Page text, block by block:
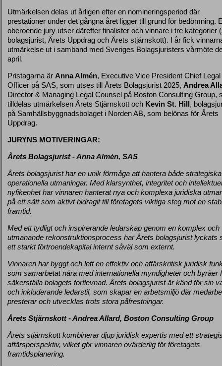
Utmärkelsen delas ut årligen efter en nomineringsperiod där
prestationer under det gångna året ligger till grund för bedömning.
oberoende jury utser därefter finalister och vinnare i tre kategorier
bolagsjurist, Årets Uppdrag och Årets stjärnskott). I år fick
utmärkelse ut i samband med Sveriges Bolagsjuristers vårmöte
april.
Pristagarna är Anna Almén, Executive Vice President Chief Legal
Officer på SAS, som utses till Årets Bolagsjurist 2025, Andrea
Director & Managing Legal Counsel på Boston Consulting Group,
tilldelas utmärkelsen Årets Stjärnskott och Kevin St. Hill,
på Samhällsbyggnadsbolaget i Norden AB, som belönas för Årets
Uppdrag.
JURYNS MOTIVERINGAR:
Årets Bolagsjurist - Anna Almén, SAS
Årets bolagsjurist har en unik förmåga att hantera både
operationella utmaningar. Med klarsynthet, integritet och
nyfikenhet har vinnaren hanterat nya och komplexa juridiska
på ett sätt som aktivt bidragit till företagets viktiga steg mot en
framtid.
Med ett tydligt och inspirerande ledarskap genom en komplex och
utmanande rekonstruktionsprocess har Årets bolagsjurist lyckats
ett starkt förtroendekapital internt såväl som externt.
Vinnaren har byggt och lett en effektiv och affärskritisk juridisk
som samarbetat nära med internationella myndigheter och byråer
säkerställa bolagets fortlevnad. Årets bolagsjurist är känd för sin
och inkluderande ledarstil, som skapar en arbetsmiljö där
presterar och utvecklas trots stora påfrestningar.
Årets Stjärnskott - Andrea Allard, Boston Consulting Group
Årets stjärnskott kombinerar djup juridisk expertis med ett
affärsperspektiv, vilket gör vinnaren ovärderlig för företagets
framtidsplanering.